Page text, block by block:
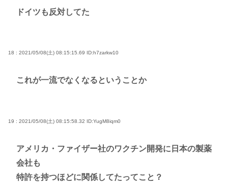
ドイツも反対してた
18 : 2021/05/08(土) 08:15:15.69 ID:h7zarkw10
これが一流でなくなるということか
19 : 2021/05/08(土) 08:15:58.32 ID:YugM8iqm0
アメリカ・ファイザー社のワクチン開発に日本の製薬
会社も
特許を持つほどに関係してたってこと？